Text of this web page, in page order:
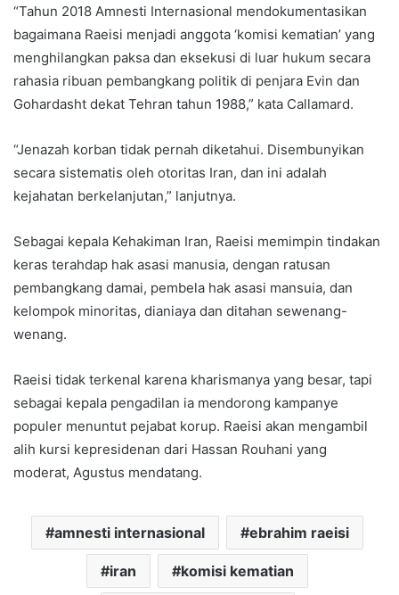
“Tahun 2018 Amnesti Internasional mendokumentasikan
bagaimana Raeisi menjadi anggota ‘komisi kematian’ yang
menghilangkan paksa dan eksekusi di luar hukum secara
rahasia ribuan pembangkang politik di penjara Evin dan
Gohardasht dekat Tehran tahun 1988,” kata Callamard.
“Jenazah korban tidak pernah diketahui. Disembunyikan
secara sistematis oleh otoritas Iran, dan ini adalah
kejahatan berkelanjutan,” lanjutnya.
Sebagai kepala Kehakiman Iran, Raeisi memimpin tindakan
keras terahdap hak asasi manusia, dengan ratusan
pembangkang damai, pembela hak asasi mansuia, dan
kelompok minoritas, dianiaya dan ditahan sewenang-
wenang.
Raeisi tidak terkenal karena kharismanya yang besar, tapi
sebagai kepala pengadilan ia mendorong kampanye
populer menuntut pejabat korup. Raeisi akan mengambil
alih kursi kepresidenan dari Hassan Rouhani yang
moderat, Agustus mendatang.
amnesti internasional ebrahim raeisi
iran komisi kematian